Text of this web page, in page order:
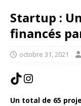
Startup :
financés
octobre 31, 2021
Un total de 65